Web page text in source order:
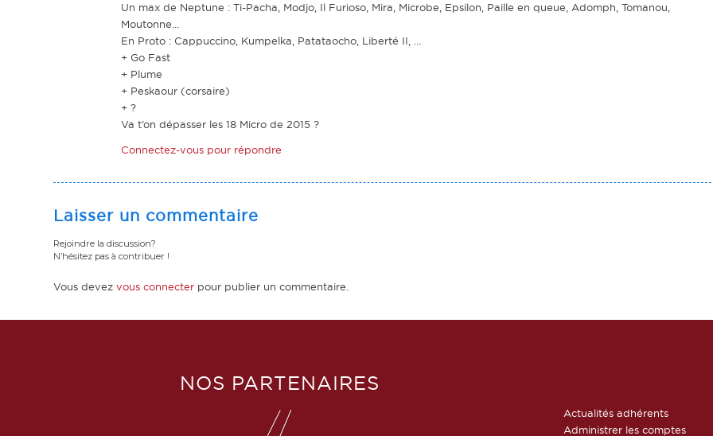
Un max de Neptune : Ti-Pacha, Modjo, Il Furioso, Mira, Microbe, Epsilon, Paille en queue, Adomph, Tomanou,
Moutonne…
En Proto : Cappuccino, Kumpelka, Patataocho, Liberté II, …
+ Go Fast
+ Plume
+ Peskaour (corsaire)
+ ?
Va t’on dépasser les 18 Micro de 2015 ?
Connectez-vous pour répondre
Laisser un commentaire
Rejoindre la discussion?
N’hésitez pas à contribuer !
Vous devez vous connecter pour publier un commentaire.
NOS PARTENAIRES
Actualités adhérents
Administrer les comptes